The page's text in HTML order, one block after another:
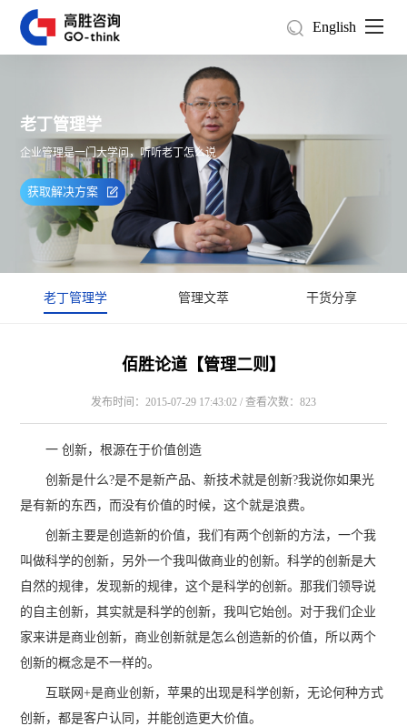
English
老丁管理学
企业管理是一门大学问，听听老丁怎么说
获取解决方案
老丁管理学 管理文萃 干货分享
佰胜论道【管理二则】
发布时间：2015-07-29 17:43:02 / 查看次数：823
一 创新，根源在于价值创造
创新是什么?是不是新产品、新技术就是创新?我说你如果光
是有新的东西，而没有价值的时候，这个就是浪费。
创新主要是创造新的价值，我们有两个创新的方法，一个我
叫做科学的创新，另外一个我叫做商业的创新。科学的创新是大
自然的规律，发现新的规律，这个是科学的创新。那我们领导说
的自主创新，其实就是科学的创新，我叫它始创。对于我们企业
家来讲是商业创新，商业创新就是怎么创造新的价值，所以两个
创新的概念是不一样的。
互联网+是商业创新，苹果的出现是科学创新，无论何种方式
创新，都是客户认同，并能创造更大价值。